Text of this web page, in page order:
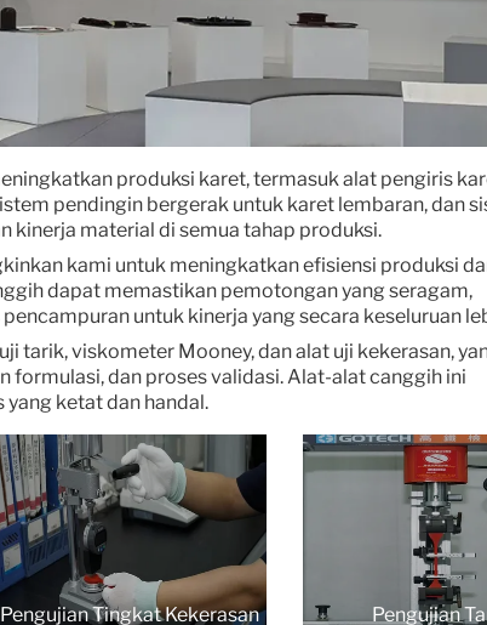
produksi karet, termasuk alat pengiris
pendingin bergerak untuk karet lembaran, dan
kinerja material di semua tahap produksi.
kami untuk meningkatkan efisiensi produksi
dapat memastikan pemotongan yang seragam,
untuk kinerja yang secara keseluruan
tarik, viskometer Mooney, dan alat uji kekerasan,
formulasi, dan proses validasi. Alat-alat canggih ini
ketat dan handal.
Pengujian Tingkat Kekerasan Pengujian